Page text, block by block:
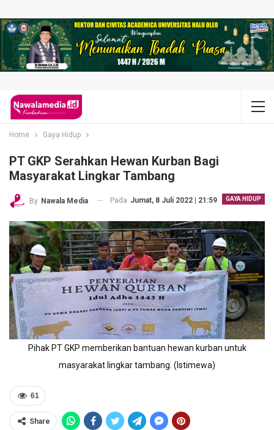
Home Gaya Hidup
PT GKP Serahkan Hewan Kurban Bagi
Masyarakat Lingkar Tambang
GAYA HIDUP
By Nawala Media Pada Jumat, 8 Juli 2022 | 21:59
Pihak PT GKP memberikan bantuan hewan kurban untuk
masyarakat lingkar tambang. (Istimewa)
61
Share